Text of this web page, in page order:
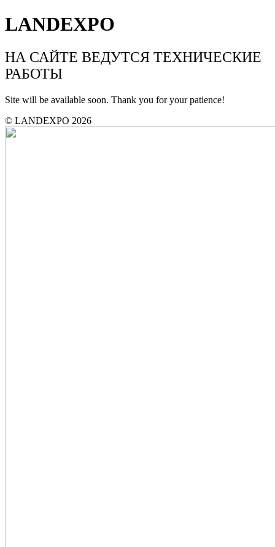
LANDEXPO
НА САЙТЕ ВЕДУТСЯ ТЕХНИЧЕСКИЕ
РАБОТЫ
Site will be available soon. Thank you for your patience!
© LANDEXPO 2026